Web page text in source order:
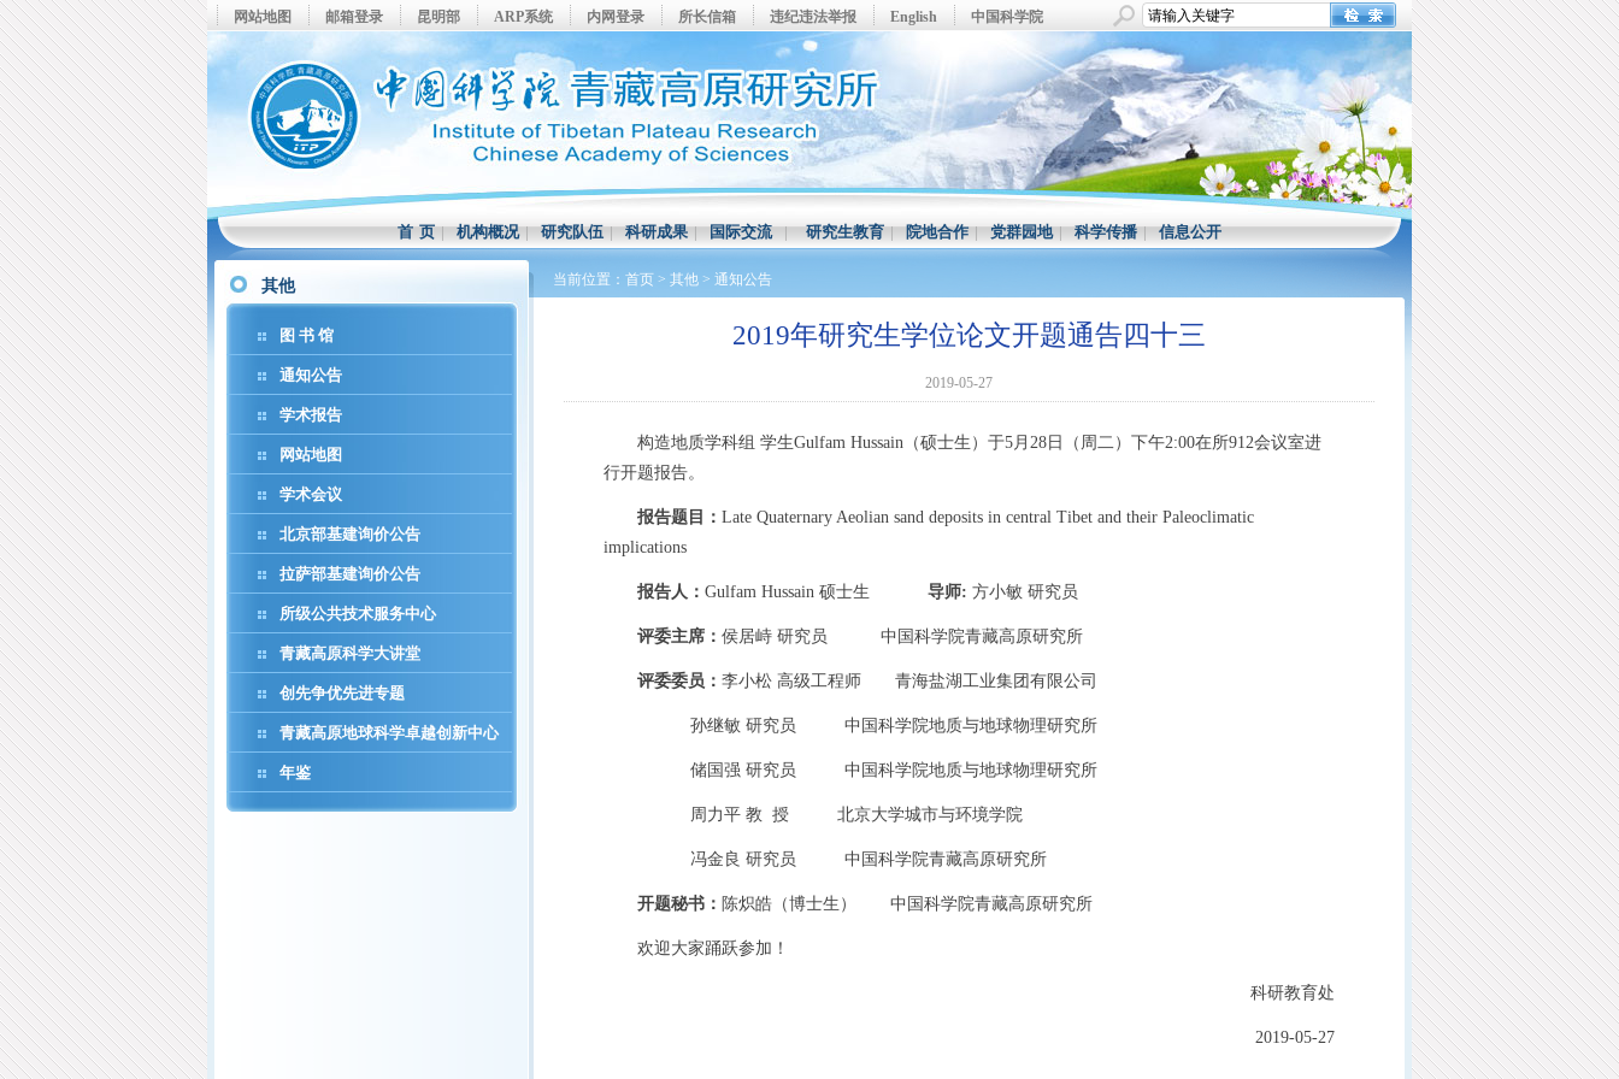
网站地图 邮箱登录 昆明部 ARP系统 内网登录 所长信箱 违纪违法举报 English 中国科学院
首 页|机构概况|研究队伍|科研成果|国际交流|研究生教育|院地合作|党群园地|科学传播|信息公开
其他
图 书 馆
通知公告
学术报告
网站地图
学术会议
北京部基建询价公告
拉萨部基建询价公告
所级公共技术服务中心
青藏高原科学大讲堂
创先争优先进专题
青藏高原地球科学卓越创新中心
年鉴
当前位置： 首页 > 其他 > 通知公告
2019年研究生学位论文开题通告四十三
2019-05-27
构造地质学科组 学生Gulfam Hussain（硕士生）于5月28日（周二）下午2:00在所912会议室进
行开题报告。
报告题目： Late Quaternary Aeolian sand deposits in central Tibet and their Paleoclimatic
implications
报告人： Gulfam Hussain 硕士生 导师: 方小敏 研究员
评委主席： 侯居峙 研究员 中国科学院青藏高原研究所
评委委员： 李小松 高级工程师 青海盐湖工业集团有限公司
孙继敏 研究员 中国科学院地质与地球物理研究所
储国强 研究员 中国科学院地质与地球物理研究所
周力平 教 授 北京大学城市与环境学院
冯金良 研究员 中国科学院青藏高原研究所
开题秘书： 陈炽皓（博士生） 中国科学院青藏高原研究所
欢迎大家踊跃参加！
科研教育处
2019-05-27